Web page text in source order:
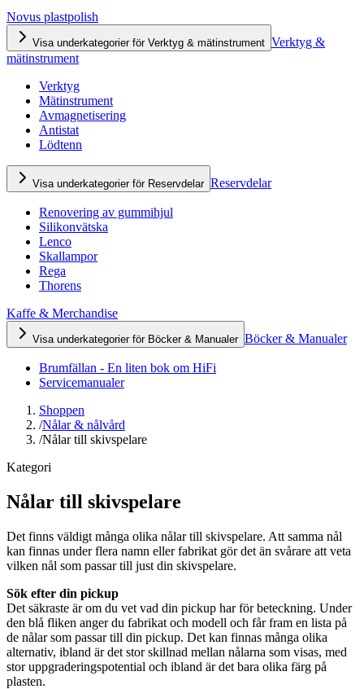
Novus plastpolish
Visa underkategorier för Verktyg & mätinstrument Verktyg &
mätinstrument
Verktyg
Mätinstrument
Avmagnetisering
Antistat
Lödtenn
Visa underkategorier för Reservdelar Reservdelar
Renovering av gummihjul
Silikonvätska
Lenco
Skallampor
Rega
Thorens
Kaffe & Merchandise
Visa underkategorier för Böcker & Manualer Böcker & Manualer
Brumfällan - En liten bok om HiFi
Servicemanualer
Shoppen
/Nålar & nålvård
/Nålar till skivspelare
Kategori
Nålar till skivspelare
Det finns väldigt många olika nålar till skivspelare. Att samma nål
kan finnas under flera namn eller fabrikat gör det än svårare att veta
vilken nål som passar till just din skivspelare.
Sök efter din pickup
Det säkraste är om du vet vad din pickup har för beteckning. Under
den blå fliken anger du fabrikat och modell och får fram en lista på
de nålar som passar till din pickup. Det kan finnas många olika
alternativ, ibland är det stor skillnad mellan nålarna som visas, med
stor uppgraderingspotential och ibland är det bara olika färg på
plasten.